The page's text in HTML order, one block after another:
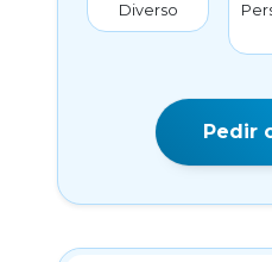
Diverso
Pedir